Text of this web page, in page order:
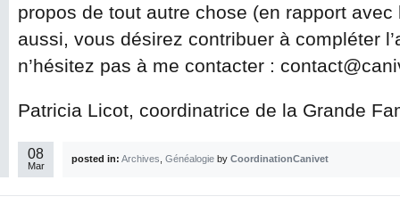
propos de tout autre chose (en rapport
aussi, vous désirez contribuer à compléter
n’hésitez pas à me contacter :
Patricia Licot, coordinatrice de la Grande
08
Mar
posted in: Archives Généalogie by CoordinationCanivet